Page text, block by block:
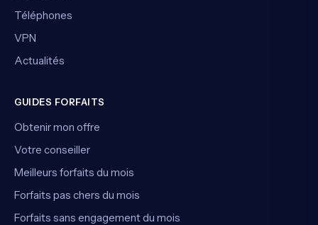
Téléphones
VPN
Actualités
GUIDES FORFAITS
Obtenir mon offre
Votre conseiller
Meilleurs forfaits du mois
Forfaits pas chers du mois
Forfaits sans engagement du mois